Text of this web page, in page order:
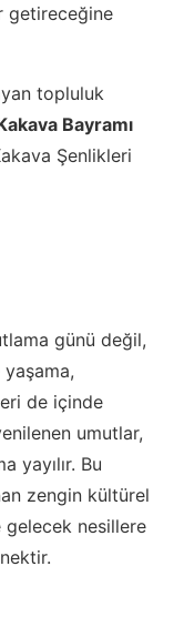
getireceğine
topluluk
Bayramı
Şenlikleri
günü değil,
de içinde
umutlar,
yayılır. Bu
zengin kültürel
gelecek nesillere